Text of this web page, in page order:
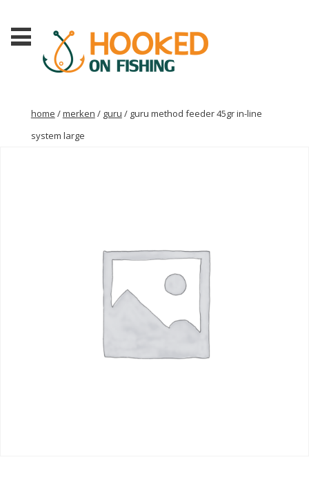
home /merken / guru / guru method feeder 45gr in-line
system large